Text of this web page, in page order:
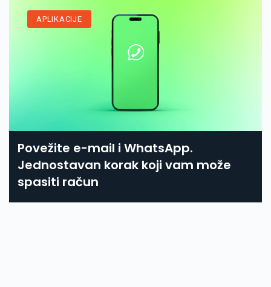
APLIKACIJE
Povežite e-mail i WhatsApp.
Jednostavan korak koji vam može
spasiti račun